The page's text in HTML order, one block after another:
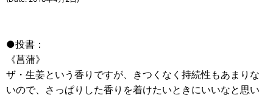
●投書：
《菖蒲》
ザ・生姜という香りですが、きつくなく持続性もあまりな
いので、さっぱりした香りを着けたいときにいいなと思い